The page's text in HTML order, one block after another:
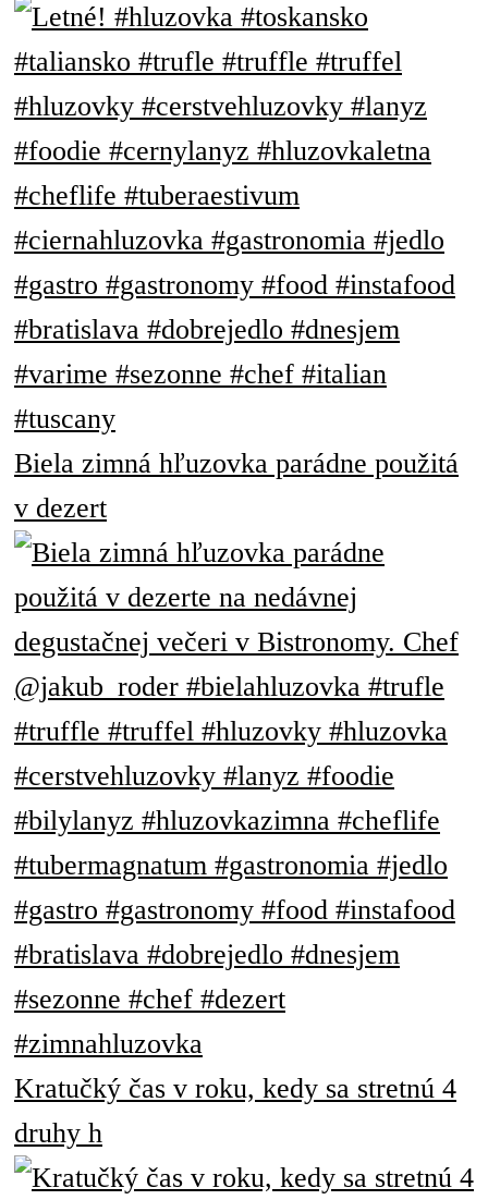
Biela zimná hľuzovka parádne použitá
v dezert
Kratučký čas v roku, kedy sa stretnú 4
druhy h